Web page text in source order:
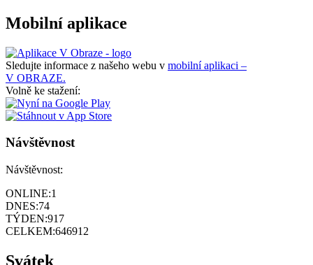
Mobilní aplikace
Sledujte informace z našeho webu v mobilní aplikaci –
V OBRAZE.
Volně ke stažení:
Návštěvnost
Návštěvnost:
ONLINE:1
DNES:74
TÝDEN:917
CELKEM:646912
Svátek